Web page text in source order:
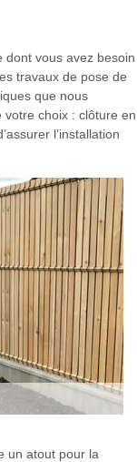
dont vous avez besoin
travaux de pose de
que nous
choix : clôture en
l’installation
un atout pour la